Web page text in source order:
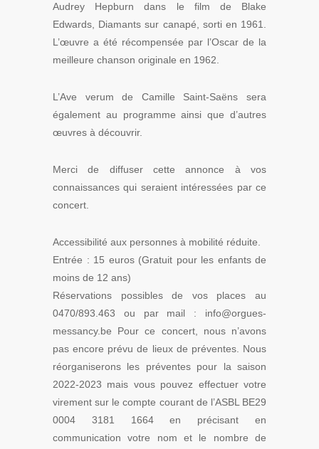
Audrey Hepburn dans le film de Blake
Edwards, Diamants sur canapé, sorti en 1961.
L’œuvre a été récompensée par l’Oscar de la
meilleure chanson originale en 1962.
L’Ave verum de Camille Saint-Saëns sera
également au programme ainsi que d’autres
œuvres à découvrir.
Merci de diffuser cette annonce à vos
connaissances qui seraient intéressées par ce
concert.
Accessibilité aux personnes à mobilité réduite.
Entrée : 15 euros (Gratuit pour les enfants de
moins de 12 ans)
Réservations possibles de vos places au
0470/893.463 ou par mail : info@orgues-
messancy.be Pour ce concert, nous n’avons
pas encore prévu de lieux de préventes. Nous
réorganiserons les préventes pour la saison
2022-2023 mais vous pouvez effectuer votre
virement sur le compte courant de l’ASBL BE29
0004 3181 1664 en précisant en
communication votre nom et le nombre de